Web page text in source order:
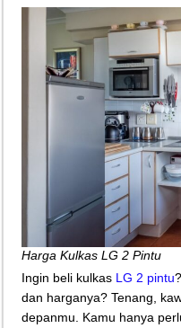
Harga Kulkas LG 2 Pintu
Ingin beli kulkas LG 2 pintu
dan harganya? Tenang,
depanmu. Kamu hanya